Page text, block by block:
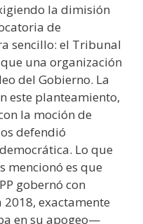
la dimisión
de
sencillo: el Tribunal
una organización
del Gobierno. La
este planteamiento,
la moción de
defendió
Lo que
mencionó es que
gobernó con
exactamente
en su apogeo—